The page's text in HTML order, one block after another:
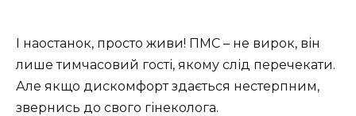
І наостанок, просто живи! ПМС – не вирок, він
лише тимчасовий гості, якому слід перечекати.
Але якщо дискомфорт здається нестерпним,
звернись до свого гінеколога.